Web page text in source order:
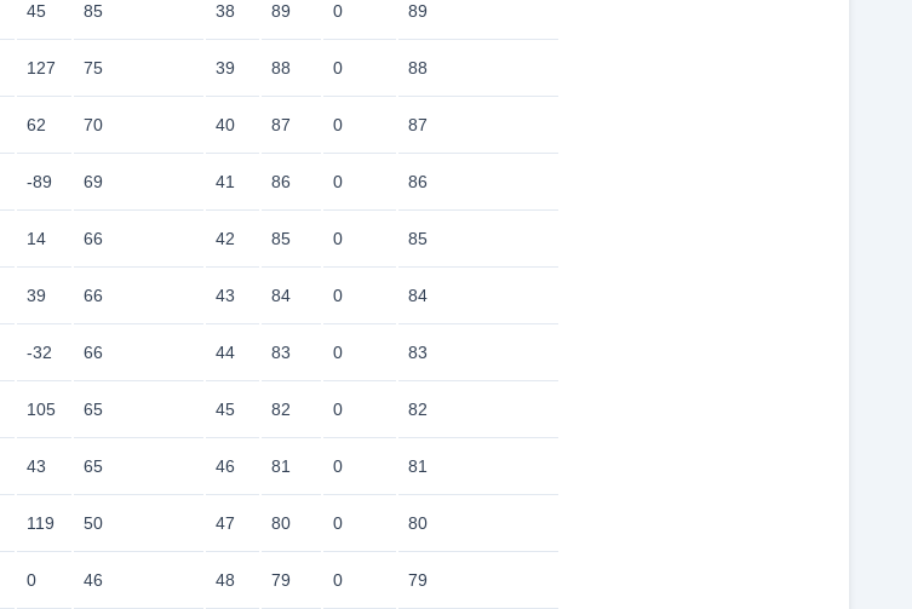
45 85 38 89 0 89
127 75 39 88 0 88
62 70 40 87 0 87
-89 69 41 86 0 86
14 66 42 85 0 85
39 66 43 84 0 84
-32 66 44 83 0 83
105 65 45 82 0 82
43 65 46 81 0 81
119 50 47 80 0 80
0 46 48 79 0 79